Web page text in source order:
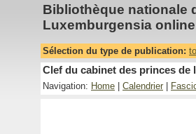
Bibliothèque nationale
Luxemburgensia online
Sélection du type de publication:
Clef du cabinet des princes de
Navigation: Home Calendrier